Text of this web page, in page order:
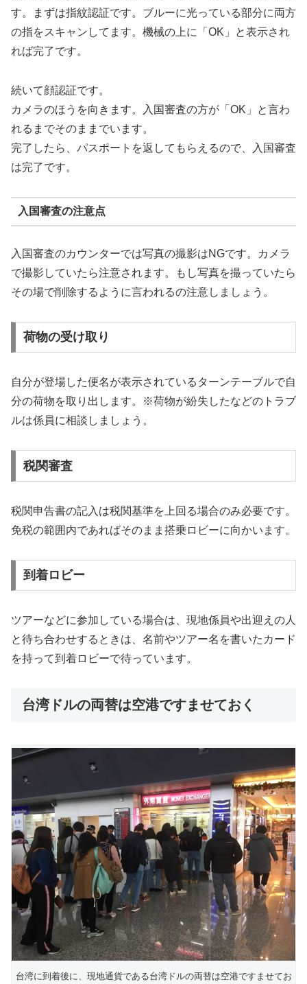
す。まずは指紋認証です。ブルーに光っている部分に両方
の指をスキャンしてます。機械の上に「OK」と表示され
れば完了です。
続いて顔認証です。
カメラのほうを向きます。入国審査の方が「OK」と言わ
れるまでそのままでいます。
完了したら、パスポートを返してもらえるので、入国審査
は完了です。
入国審査の注意点
入国審査のカウンターでは写真の撮影はNGです。カメラ
で撮影していたら注意されます。もし写真を撮っていたら
その場で削除するように言われるの注意しましょう。
荷物の受け取り
自分が登場した便名が表示されているターンテーブルで自
分の荷物を取り出します。※荷物が紛失したなどのトラブ
ルは係員に相談しましょう。
税関審査
税関申告書の記入は税関基準を上回る場合のみ必要です。
免税の範囲内であればそのまま搭乗ロビーに向かいます。
到着ロビー
ツアーなどに参加している場合は、現地係員や出迎えの人
と待ち合わせするときは、名前やツアー名を書いたカード
を持って到着ロビーで待っています。
台湾ドルの両替は空港ですませておく
台湾に到着後に、現地通貨である台湾ドルの両替は空港ですませてお